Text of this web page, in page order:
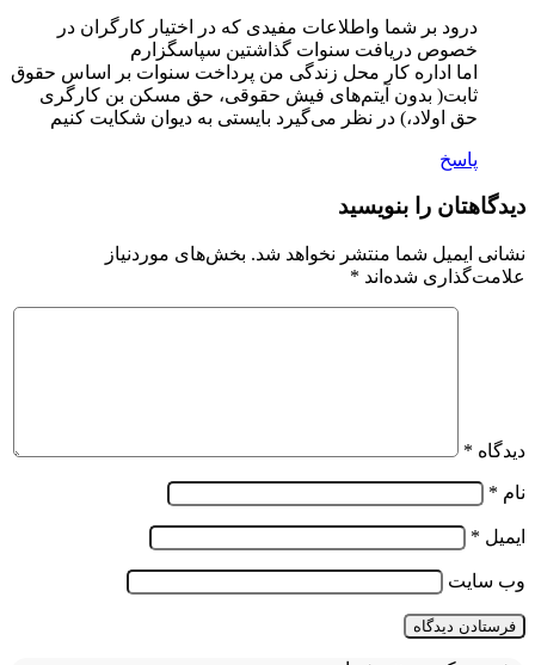
درود بر شما واطلاعات مفیدی که در اختیار کارگران در
خصوص دریافت سنوات گذاشتین سپاسگزارم
اما اداره کار محل زندگی من پرداخت سنوات بر اساس حقوق
ثابت( بدون آیتم‌های فیش حقوقی، حق مسکن بن کارگری
حق اولاد،) در نظر می‌گیرد بایستی به دیوان شکایت کنیم
پاسخ
دیدگاهتان را بنویسید
نشانی ایمیل شما منتشر نخواهد شد. بخش‌های موردنیاز
علامت‌گذاری شده‌اند *
دیدگاه *
نام *
ایمیل *
وب‌ سایت